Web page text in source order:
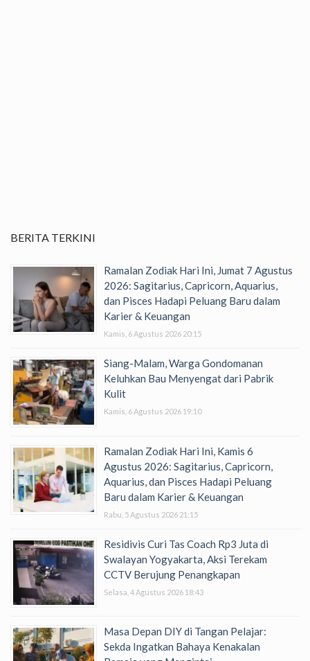
BERITA TERKINI
Ramalan Zodiak Hari Ini, Jumat 7 Agustus
2026: Sagitarius, Capricorn, Aquarius,
dan Pisces Hadapi Peluang Baru dalam
Karier & Keuangan
Kamis, 6 Agustus 2026 20:15
Siang-Malam, Warga Gondomanan
Keluhkan Bau Menyengat dari Pabrik
Kulit
Kamis, 6 Agustus 2026 19:10
Ramalan Zodiak Hari Ini, Kamis 6
Agustus 2026: Sagitarius, Capricorn,
Aquarius, dan Pisces Hadapi Peluang
Baru dalam Karier & Keuangan
Rabu, 5 Agustus 2026 21:15
Residivis Curi Tas Coach Rp3 Juta di
Swalayan Yogyakarta, Aksi Terekam
CCTV Berujung Penangkapan
Selasa, 4 Agustus 2026 18:43
Masa Depan DIY di Tangan Pelajar:
Sekda Ingatkan Bahaya Kenakalan